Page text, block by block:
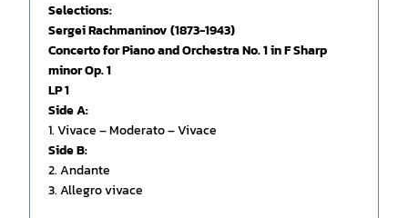
Selections:
Sergei Rachmaninov (1873-1943)
Concerto for Piano and Orchestra No. 1 in F Sharp
minor Op. 1
LP 1
Side A:
1. Vivace – Moderato – Vivace
Side B:
2. Andante
3. Allegro vivace